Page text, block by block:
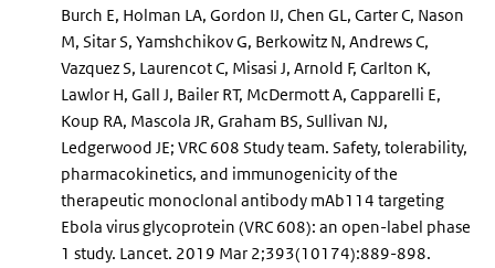
Burch E, Holman LA, Gordon IJ, Chen GL, Carter C, Nason
M, Sitar S, Yamshchikov G, Berkowitz N, Andrews C,
Vazquez S, Laurencot C, Misasi J, Arnold F, Carlton K,
Lawlor H, Gall J, Bailer RT, McDermott A, Capparelli E,
Koup RA, Mascola JR, Graham BS, Sullivan NJ,
Ledgerwood JE; VRC 608 Study team. Safety, tolerability,
pharmacokinetics, and immunogenicity of the
therapeutic monoclonal antibody mAb114 targeting
Ebola virus glycoprotein (VRC 608): an open-label phase
1 study. Lancet. 2019 Mar 2;393(10174):889-898.